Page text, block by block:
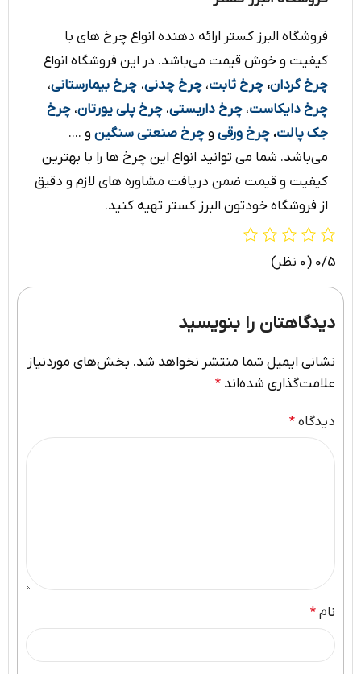
فروشگاه البرز کستر ارائه دهنده انواع چرخ های با
کیفیت و خوش قیمت می‌باشد. در این فروشگاه انواع
چرخ گردان، چرخ ثابت، چرخ چدنی، چرخ بیمارستانی،
چرخ دایکاست، چرخ داربستی، چرخ پلی یورتان، چرخ
جک پالت، چرخ ورقی وچرخ صنعتی سنگین و ....
می‌باشد. شما می توانید انواع این چرخ ها را با بهترین
کیفیت و قیمت ضمن دریافت مشاوره های لازم و دقیق
از فروشگاه خودتون البرز کستر تهیه کنید.
0/5 (0 نظر)
دیدگاهتان را بنویسید
نشانی ایمیل شما منتشر نخواهد شد. بخش‌های موردنیاز
علامت‌گذاری شده‌اند *
دیدگاه *
نام *